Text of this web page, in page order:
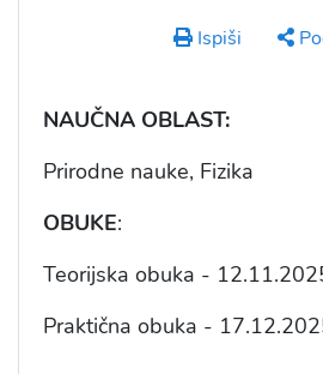
Ispiši
NAUČNA OBLAST:
Prirodne nauke, Fizika
OBUKE:
Teorijska obuka -
Praktična obuka - 17.12.202